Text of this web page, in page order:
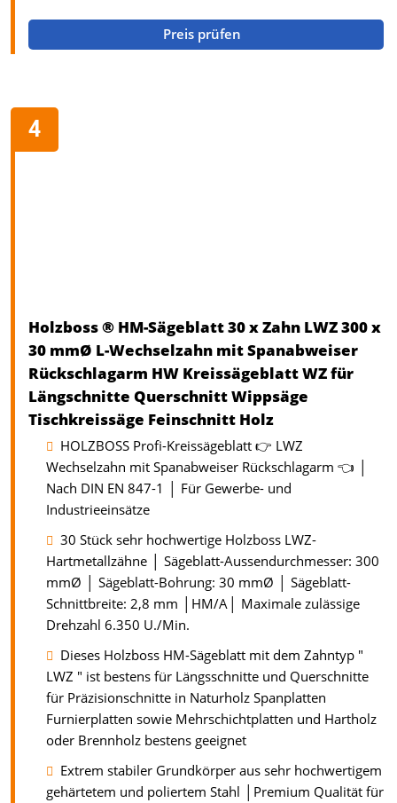
Preis prüfen
Holzboss ® HM-Sägeblatt 30 x Zahn LWZ 300 x
30 mmØ L-Wechselzahn mit Spanabweiser
Rückschlagarm HW Kreissägeblatt WZ für
Längschnitte Querschnitt Wippsäge
Tischkreissäge Feinschnitt Holz
HOLZBOSS Profi-Kreissägeblatt 👉 LWZ
Wechselzahn mit Spanabweiser Rückschlagarm 👈 │
Nach DIN EN 847-1 │ Für Gewerbe- und
Industrieeinsätze
30 Stück sehr hochwertige Holzboss LWZ-
Hartmetallzähne │ Sägeblatt-Aussendurchmesser: 300
mmØ │ Sägeblatt-Bohrung: 30 mmØ │ Sägeblatt-
Schnittbreite: 2,8 mm │HM/A│ Maximale zulässige
Drehzahl 6.350 U./Min.
Dieses Holzboss HM-Sägeblatt mit dem Zahntyp "
LWZ " ist bestens für Längsschnitte und Querschnitte
für Präzisionschnitte in Naturholz Spanplatten
Furnierplatten sowie Mehrschichtplatten und Hartholz
oder Brennholz bestens geeignet
Extrem stabiler Grundkörper aus sehr hochwertigem
gehärtetem und poliertem Stahl │Premium Qualität für